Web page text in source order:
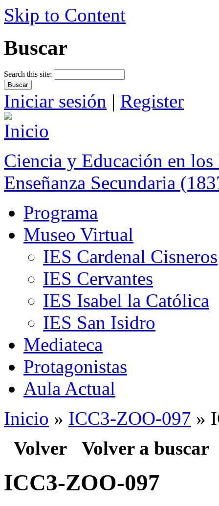
Skip to Content
Buscar
Search this site:
Iniciar sesión | Register
Ciencia y Educación en
Enseñanza Secundaria
Programa
Museo Virtual
IES Cardenal Cisneros
IES Cervantes
IES Isabel la Católica
IES San Isidro
Mediateca
Protagonistas
Aula Actual
Inicio » ICC3-ZOO-097 »
Volver Volver a buscar
ICC3-ZOO-097